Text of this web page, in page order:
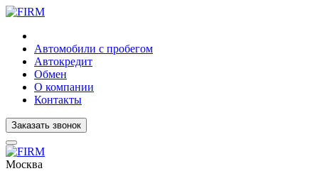
Автомобили с пробегом
Автокредит
Обмен
О компании
Контакты
Заказать звонок
Москва